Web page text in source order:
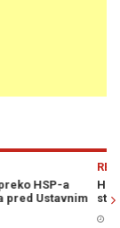
su ista ekipa koja
državu"